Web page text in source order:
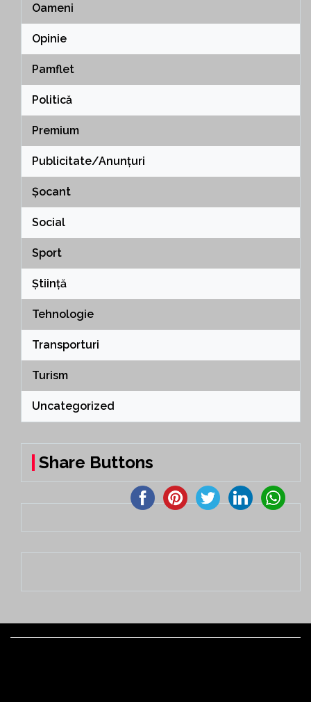
Oameni
Opinie
Pamflet
Politică
Premium
Publicitate/Anunțuri
Șocant
Social
Sport
Știință
Tehnologie
Transporturi
Turism
Uncategorized
Share Buttons